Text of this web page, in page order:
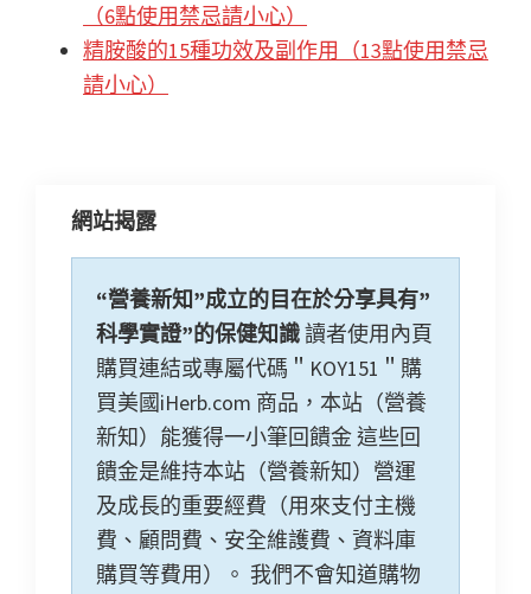
（6點使用禁忌請小心）
精胺酸的15種功效及副作用（13點使用禁忌
請小心）
網站揭露
“營養新知”成立的目在於分享具有”
科學實證”的保健知識讀者使用內頁
購買連結或專屬代碼＂KOY151＂購
買美國iHerb.com 商品，本站（營養
新知）能獲得一小筆回饋金 這些回
饋金是維持本站（營養新知）營運
及成長的重要經費（用來支付主機
費、顧問費、安全維護費、資料庫
購買等費用）。 我們不會知道購物